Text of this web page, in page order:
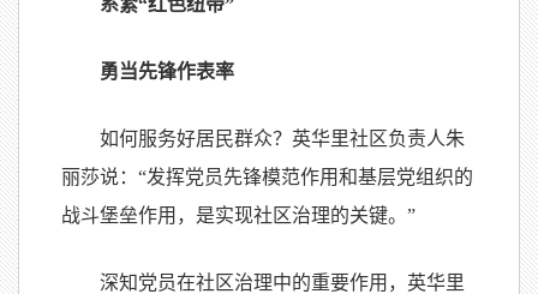
系紧“红色纽带”
勇当先锋作表率
如何服务好居民群众？英华里社区负责人朱
丽莎说：“发挥党员先锋模范作用和基层党组织的
战斗堡垒作用，是实现社区治理的关键。”
深知党员在社区治理中的重要作用，英华里